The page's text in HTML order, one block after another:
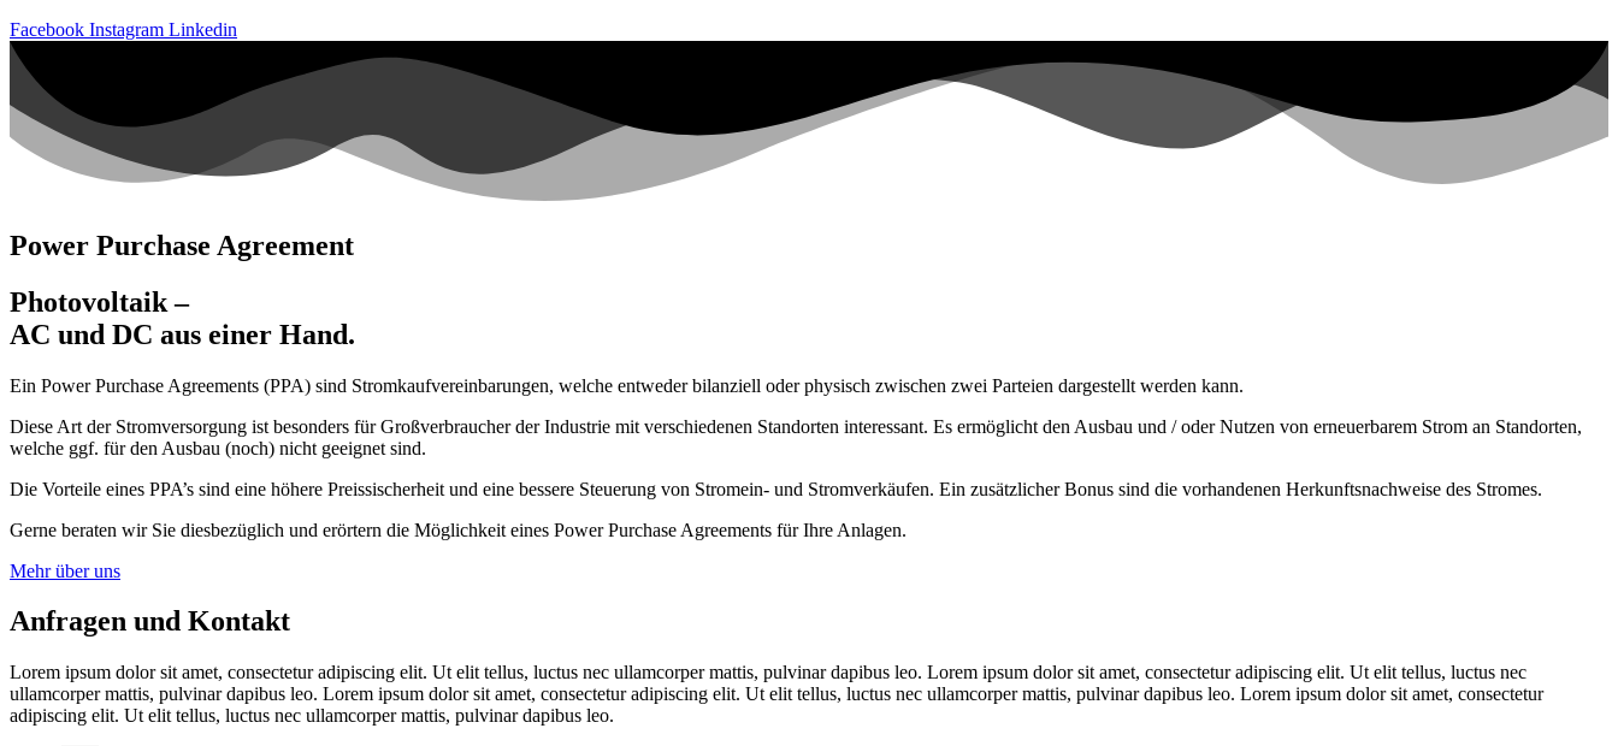
Facebook Instagram Linkedin
Power Purchase Agreement
Photovoltaik –
AC und DC aus einer Hand.
Ein Power Purchase Agreements (PPA) sind Stromkaufvereinbarungen, welche entweder bilanziell oder physisch zwischen zwei Parteien dargestellt werden kann.
Diese Art der Stromversorgung ist besonders für Großverbraucher der Industrie mit verschiedenen Standorten interessant. Es ermöglicht den Ausbau und / oder Nutzen von erneuerbarem Strom an Standorten,
welche ggf. für den Ausbau (noch) nicht geeignet sind.
Die Vorteile eines PPA’s sind eine höhere Preissischerheit und eine bessere Steuerung von Stromein- und Stromverkäufen. Ein zusätzlicher Bonus sind die vorhandenen Herkunftsnachweise des Stromes.
Gerne beraten wir Sie diesbezüglich und erörtern die Möglichkeit eines Power Purchase Agreements für Ihre Anlagen.
Mehr über uns
Anfragen und Kontakt
Lorem ipsum dolor sit amet, consectetur adipiscing elit. Ut elit tellus, luctus nec ullamcorper mattis, pulvinar dapibus leo. Lorem ipsum dolor sit amet, consectetur adipiscing elit. Ut elit tellus, luctus nec
ullamcorper mattis, pulvinar dapibus leo. Lorem ipsum dolor sit amet, consectetur adipiscing elit. Ut elit tellus, luctus nec ullamcorper mattis, pulvinar dapibus leo. Lorem ipsum dolor sit amet, consectetur
adipiscing elit. Ut elit tellus, luctus nec ullamcorper mattis, pulvinar dapibus leo.